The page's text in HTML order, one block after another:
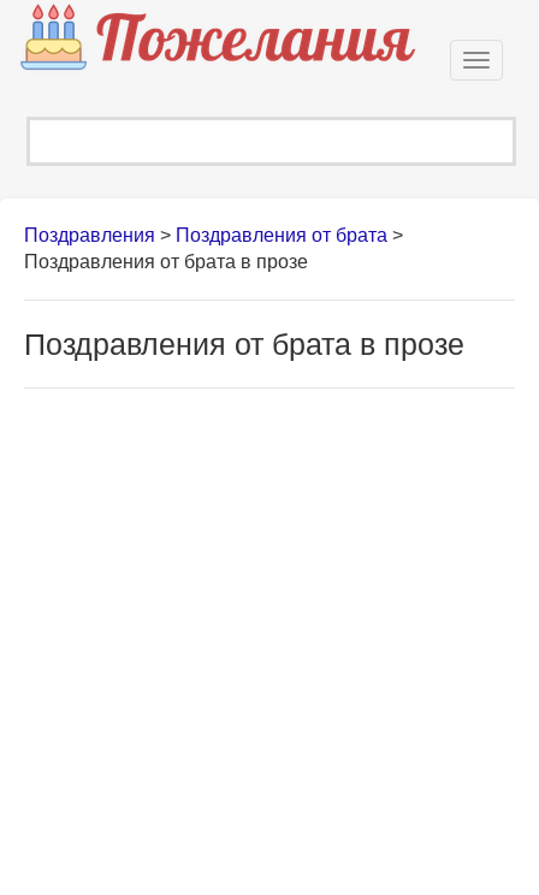
Поздравления > Поздравления от брата >
Поздравления от брата в прозе
Поздравления от брата в прозе